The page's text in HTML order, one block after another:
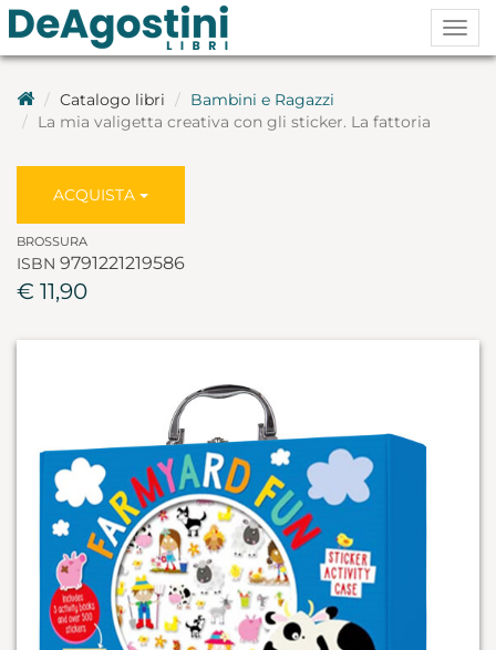
Catalogo libri
Bambini e Ragazzi
La mia valigetta creativa con gli sticker. La fattoria
ACQUISTA
BROSSURA
ISBN 9791221219586
€ 11,90